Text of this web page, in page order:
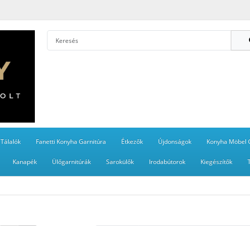
Tálalók Fanetti Konyha Garnitúra Étkezők Újdonságok Konyha Möbel
Kanapék Ülőgarnitúrák Sarokülők Irodabútorok Kiegészítők